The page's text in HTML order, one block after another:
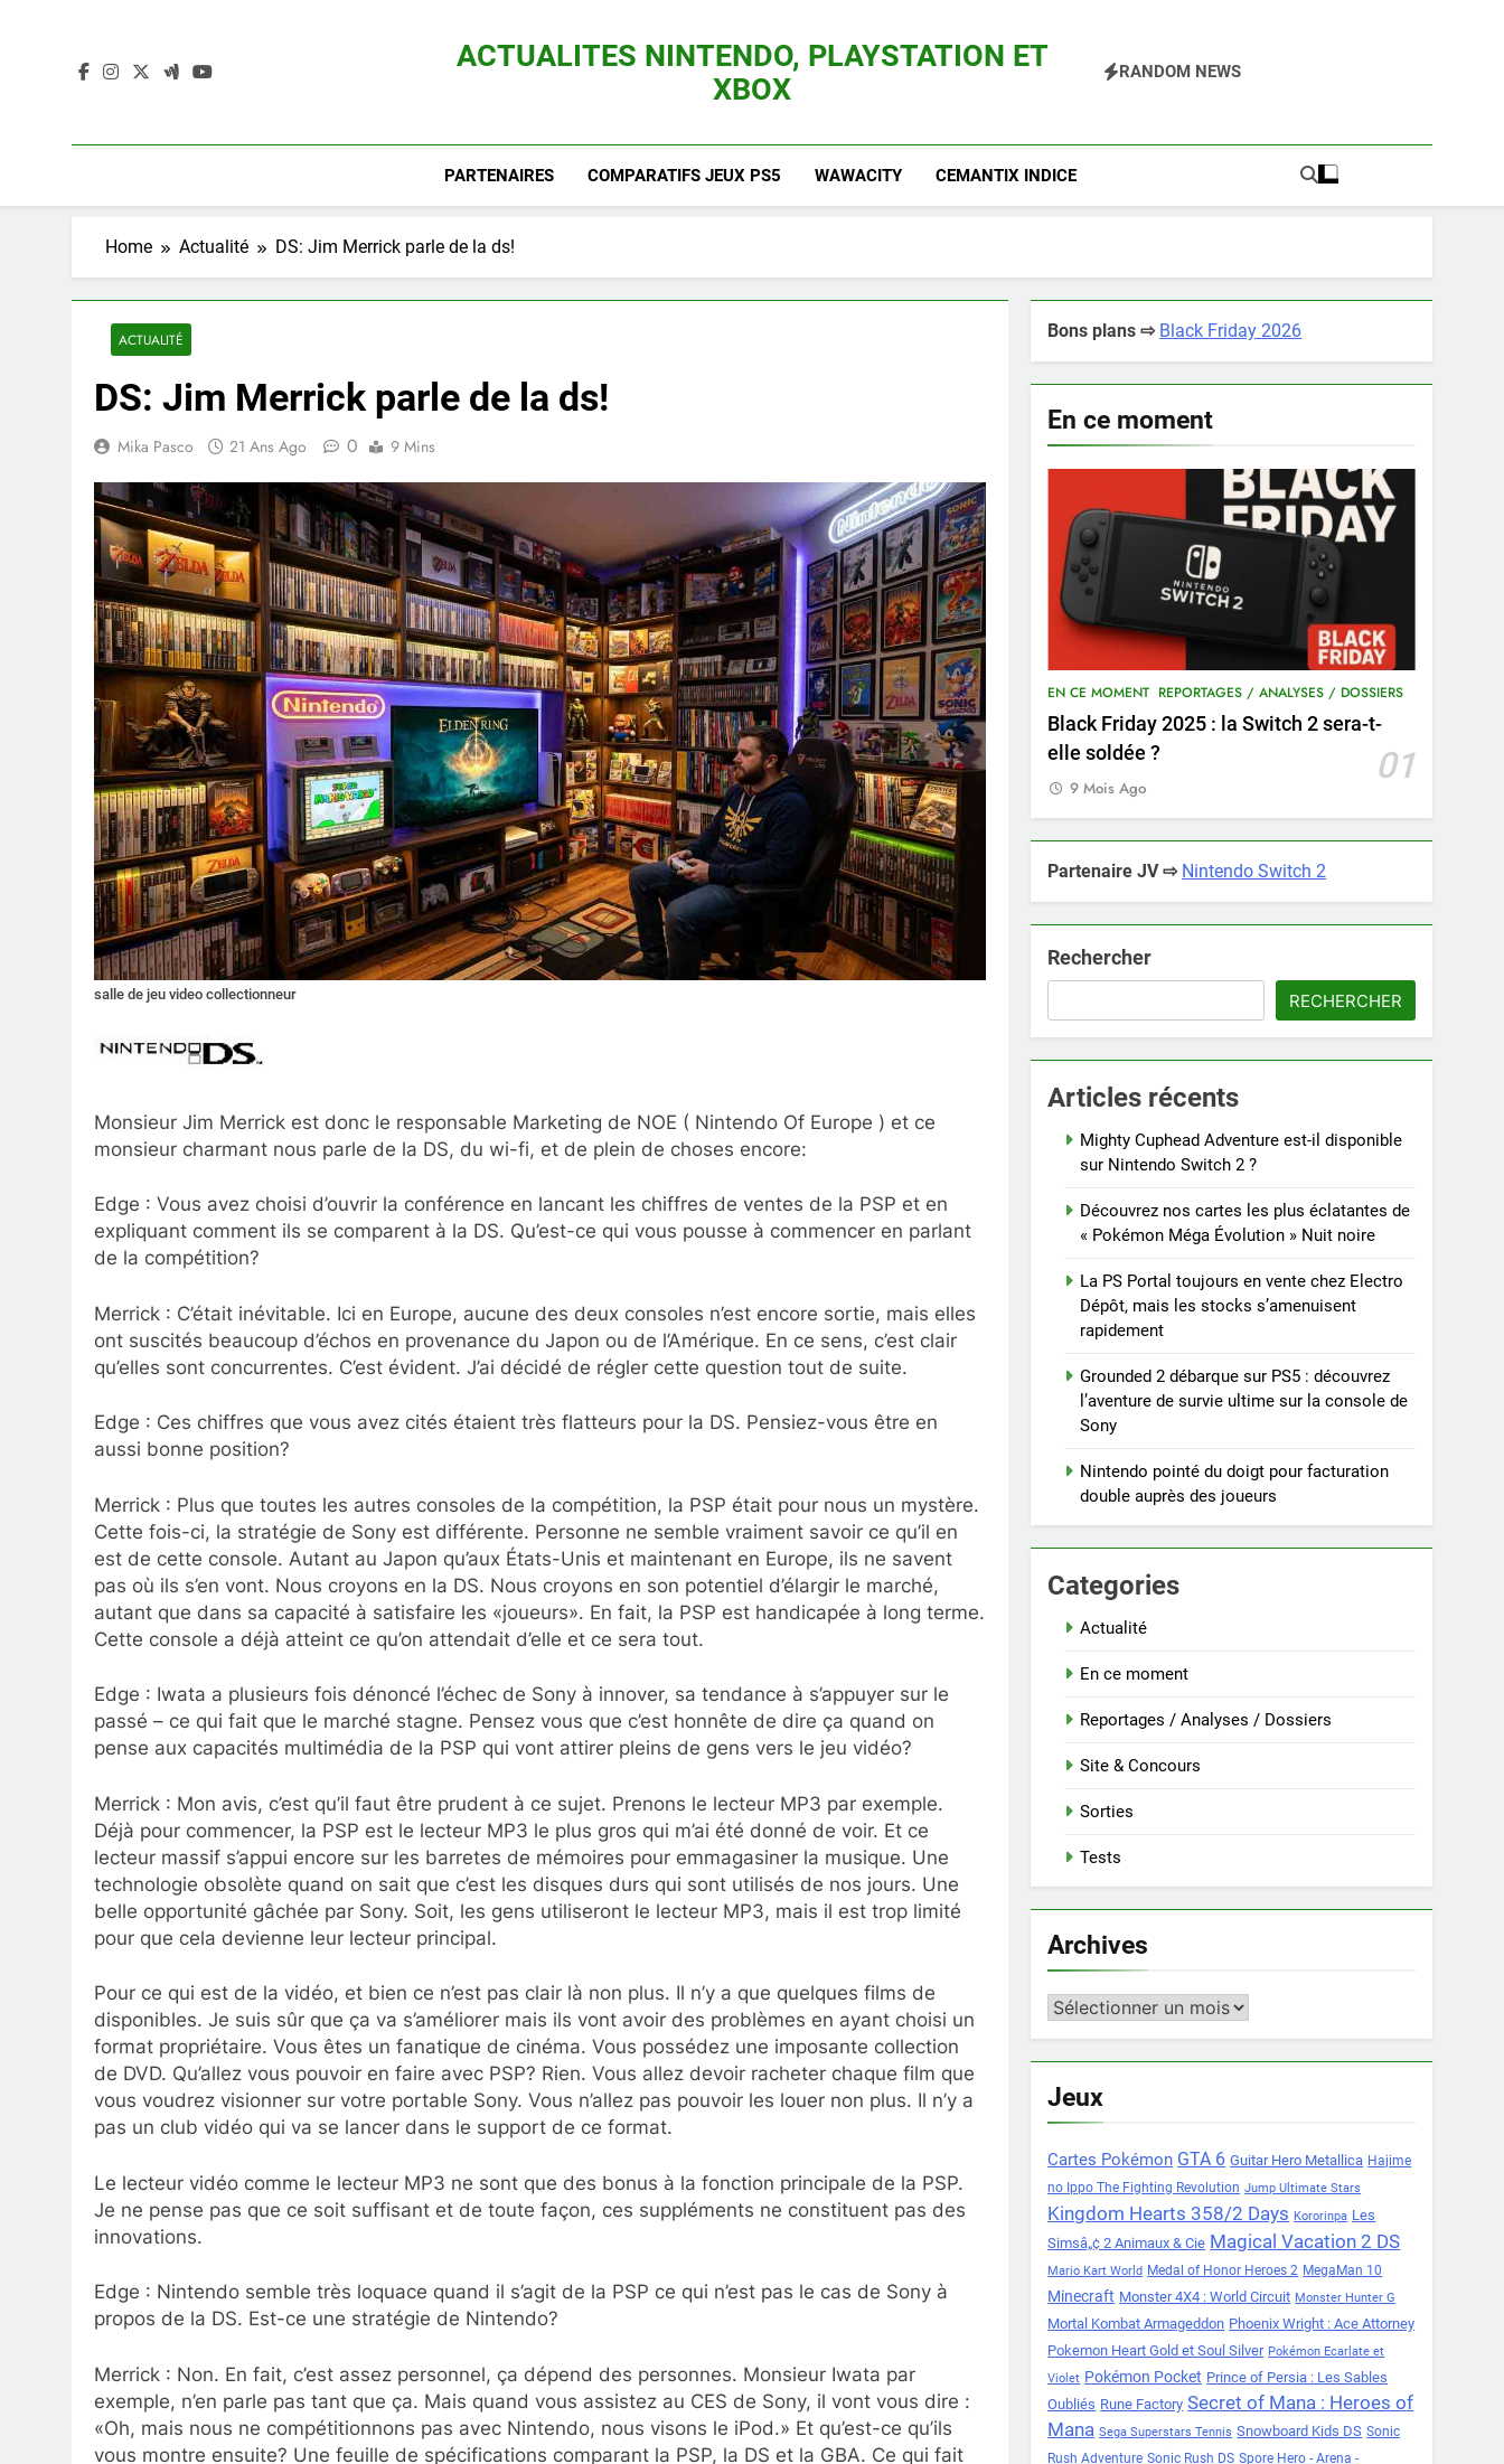
ACTUALITES NINTENDO, PLAYSTATION ET
XBOX
RANDOM NEWS
PARTENAIRES COMPARATIFS JEUX PS5 WAWACITY CEMANTIX INDICE
Home Actualité DS: Jim Merrick parle de la ds!
ACTUALITÉ
DS: Jim Merrick parle de la ds!
Mika Pasco 21 Ans Ago 0 9 Mins
salle de jeu video collectionneur
Monsieur Jim Merrick est donc le responsable Marketing de NOE ( Nintendo Of Europe ) et ce
monsieur charmant nous parle de la DS, du wi-fi, et de plein de choses encore:
Edge : Vous avez choisi d’ouvrir la conférence en lancant les chiffres de ventes de la PSP et en
expliquant comment ils se comparent à la DS. Qu’est-ce qui vous pousse à commencer en parlant
de la compétition?
Merrick : C’était inévitable. Ici en Europe, aucune des deux consoles n’est encore sortie, mais elles
ont suscités beaucoup d’échos en provenance du Japon ou de l’Amérique. En ce sens, c’est clair
qu’elles sont concurrentes. C’est évident. J’ai décidé de régler cette question tout de suite.
Edge : Ces chiffres que vous avez cités étaient très flatteurs pour la DS. Pensiez-vous être en
aussi bonne position?
Merrick : Plus que toutes les autres consoles de la compétition, la PSP était pour nous un mystère.
Cette fois-ci, la stratégie de Sony est différente. Personne ne semble vraiment savoir ce qu’il en
est de cette console. Autant au Japon qu’aux États-Unis et maintenant en Europe, ils ne savent
pas où ils s’en vont. Nous croyons en la DS. Nous croyons en son potentiel d’élargir le marché,
autant que dans sa capacité à satisfaire les «joueurs». En fait, la PSP est handicapée à long terme.
Cette console a déjà atteint ce qu’on attendait d’elle et ce sera tout.
Edge : Iwata a plusieurs fois dénoncé l’échec de Sony à innover, sa tendance à s’appuyer sur le
passé – ce qui fait que le marché stagne. Pensez vous que c’est honnête de dire ça quand on
pense aux capacités multimédia de la PSP qui vont attirer pleins de gens vers le jeu vidéo?
Merrick : Mon avis, c’est qu’il faut être prudent à ce sujet. Prenons le lecteur MP3 par exemple.
Déjà pour commencer, la PSP est le lecteur MP3 le plus gros qui m’ai été donné de voir. Et ce
lecteur massif s’appui encore sur les barretes de mémoires pour emmagasiner la musique. Une
technologie obsolète quand on sait que c’est les disques durs qui sont utilisés de nos jours. Une
belle opportunité gâchée par Sony. Soit, les gens utiliseront le lecteur MP3, mais il est trop limité
pour que cela devienne leur lecteur principal.
Pour ce qui est de la vidéo, et bien ce n’est pas clair là non plus. Il n’y a que quelques films de
disponibles. Je suis sûr que ça va s’améliorer mais ils vont avoir des problèmes en ayant choisi un
format propriétaire. Vous êtes un fanatique de cinéma. Vous possédez une imposante collection
de DVD. Qu’allez vous pouvoir en faire avec PSP? Rien. Vous allez devoir racheter chaque film que
vous voudrez visionner sur votre portable Sony. Vous n’allez pas pouvoir les louer non plus. Il n’y a
pas un club vidéo qui va se lancer dans le support de ce format.
Le lecteur vidéo comme le lecteur MP3 ne sont que des bonus à la fonction principale de la PSP.
Je ne pense pas que ce soit suffisant et de toute façon, ces suppléments ne constituent pas des
innovations.
Edge : Nintendo semble très loquace quand il s’agit de la PSP ce qui n’est pas le cas de Sony à
propos de la DS. Est-ce une stratégie de Nintendo?
Merrick : Non. En fait, c’est assez personnel, ça dépend des personnes. Monsieur Iwata par
exemple, n’en parle pas tant que ça. Mais quand vous assistez au CES de Sony, il vont vous dire :
«Oh, mais nous ne compétitionnons pas avec Nintendo, nous visons le iPod.» Et qu’est-ce qu’ils
vous montre ensuite? Une feuille de spécifications comparant la PSP, la DS et la GBA. Ce qui fait
Bons plans ⇨ Black Friday 2026
En ce moment
EN CE MOMENT REPORTAGES / ANALYSES / DOSSIERS
Black Friday 2025 : la Switch 2 sera-t-
elle soldée ?
01
9 Mois Ago
Partenaire JV ⇨ Nintendo Switch 2
Rechercher
RECHERCHER
Articles récents
Mighty Cuphead Adventure est-il disponible
sur Nintendo Switch 2 ?
Découvrez nos cartes les plus éclatantes de
« Pokémon Méga Évolution » Nuit noire
La PS Portal toujours en vente chez Electro
Dépôt, mais les stocks s’amenuisent
rapidement
Grounded 2 débarque sur PS5 : découvrez
l’aventure de survie ultime sur la console de
Sony
Nintendo pointé du doigt pour facturation
double auprès des joueurs
Categories
Actualité
En ce moment
Reportages / Analyses / Dossiers
Site & Concours
Sorties
Tests
Archives
Archives
Jeux
Cartes Pokémon GTA 6 Guitar Hero Metallica Hajime
no Ippo The Fighting Revolution Jump Ultimate Stars
Kingdom Hearts 358/2 Days Kororinpa Les
Simsâ„¢ 2 Animaux & Cie Magical Vacation 2 DS
Mario Kart World Medal of Honor Heroes 2 MegaMan 10
Minecraft Monster 4X4 : World Circuit Monster Hunter G
Mortal Kombat Armageddon Phoenix Wright : Ace Attorney
Pokemon Heart Gold et Soul Silver Pokémon Ecarlate et
Violet Pokémon Pocket Prince of Persia : Les Sables
Oubliés Rune Factory Secret of Mana : Heroes of
Mana Sega Superstars Tennis Snowboard Kids DS Sonic
Rush Adventure Sonic Rush DS Spore Hero - Arena -